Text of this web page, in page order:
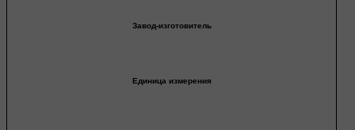
Завод-изготовитель
Единица измерения